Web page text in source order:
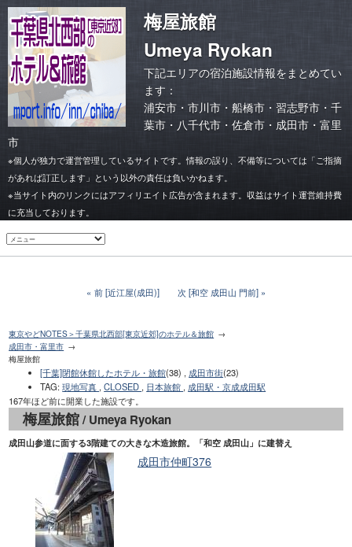
梅屋旅館
Umeya Ryokan
下記エリアの宿泊施設情報をまとめてい
ます：
浦安市・ 市川市・ 船橋市・習志野市・ 千
葉市・ 八千代市・佐倉市・ 成田市・富里
市
※個人が独力で運営管理しているサイトです。情報の誤り、不備等については「ご指摘
があれば訂正します」という以外の責任は負いかねます。
※当サイト内のリンクにはアフィリエイト広告が含まれます。収益はサイト運営維持費
に充当しております。
前 [近江屋(成田)] 次 [和空 成田山 門前]
東京やどNOTES＞千葉県北西部[東京近郊]のホテル＆旅館
成田市・富里市
梅屋旅館
[千葉]閉館休館したホテル・旅館(38) , 成田市街(23)
TAG:現地写真 ,CLOSED , 日本旅館 , 成田駅・京成成田駅
167年ほど前に開業した施設です。
梅屋旅館/ Umeya Ryokan
成田山参道に面する3階建ての大きな木造旅館。「和空 成田山」に建替え
成田市仲町376